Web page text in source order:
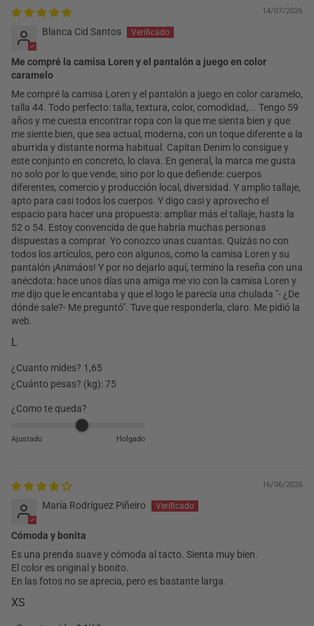
14/07/2026
Blanca Cid Santos
Me compré la camisa Loren y el pantalón a juego en color
caramelo
Me compré la camisa Loren y el pantalón a juego en color caramelo,
talla 44. Todo perfecto: talla, textura, color, comodidad,... Tengo 59
años y me cuesta encontrar ropa con la que me sienta bien y que
me siente bien, que sea actual, moderna, con un toque diferente a la
aburrida y distante norma habitual. Capitan Denim lo consigue y
este conjunto en concreto, lo clava. En general, la marca me gusta
no solo por lo que vende, sino por lo que defiende: cuerpos
diferentes, comercio y producción local, diversidad. Y amplio tallaje,
apto para casi todos los cuerpos. Y digo casi y aprovecho el
espacio para hacer una propuesta: ampliar más el tallaje, hasta la
52 o 54. Estoy convencida de que habría muchas personas
dispuestas a comprar. Yo conozco unas cuantas. Quizás no con
todos los artículos, pero con algunos, como la camisa Loren y su
pantalón ¡Animáos! Y por no dejarlo aquí, termino la reseña con una
anécdota: hace unos días una amiga me vio con la camisa Loren y
me dijo que le encantaba y que el logo le parecía una chulada "- ¿De
dónde sale?- Me preguntó". Tuve que responderla, claro. Me pidió la
web.
L
¿Cuanto mides? 1,65
¿Cuánto pesas? (kg):75
¿Como te queda?
Ajustado Holgado
16/06/2026
María Rodríguez Piñeiro
Cómoda y bonita
Es una prenda suave y cómoda al tacto. Sienta muy bien.
El color es original y bonito.
En las fotos no se aprecia, pero es bastante larga.
XS